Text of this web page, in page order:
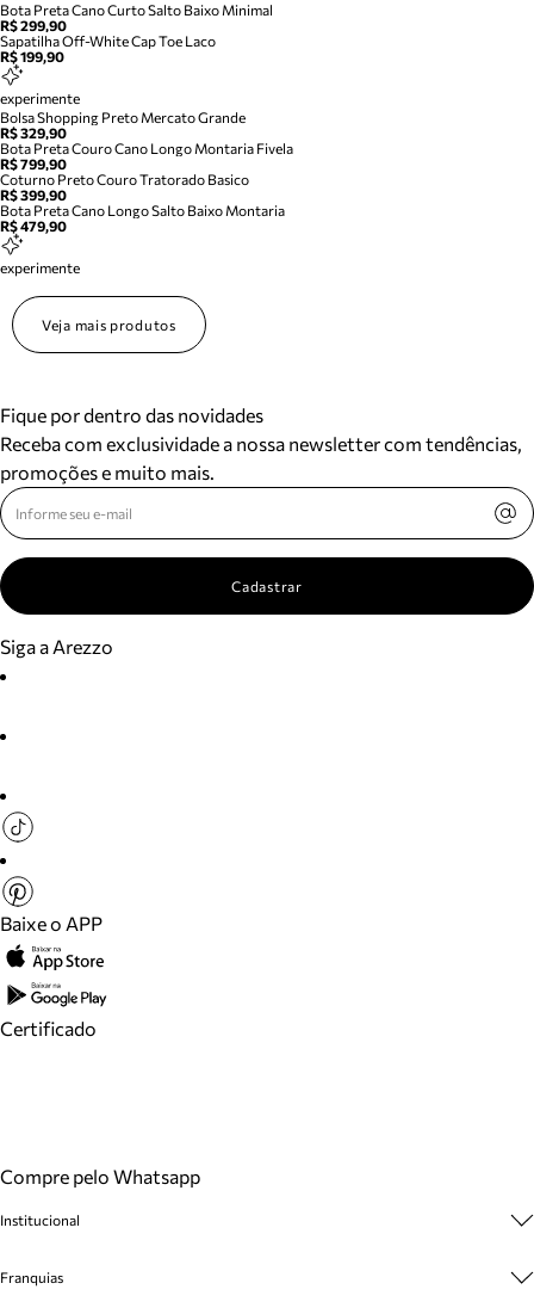
Bota Preta Cano Curto Salto Baixo Minimal
R$ 299,90
Sapatilha Off-White Cap Toe Laco
R$ 199,90
experimente
Bolsa Shopping Preto Mercato Grande
R$ 329,90
Bota Preta Couro Cano Longo Montaria Fivela
R$ 799,90
Coturno Preto Couro Tratorado Basico
R$ 399,90
Bota Preta Cano Longo Salto Baixo Montaria
R$ 479,90
experimente
Veja mais produtos
Fique por dentro das novidades
Receba com exclusividade a nossa newsletter com tendências,
promoções e muito mais.
Cadastrar
Siga a Arezzo
Baixe o APP
Certificado
Compre pelo Whatsapp
Institucional
Cashback
Franquias